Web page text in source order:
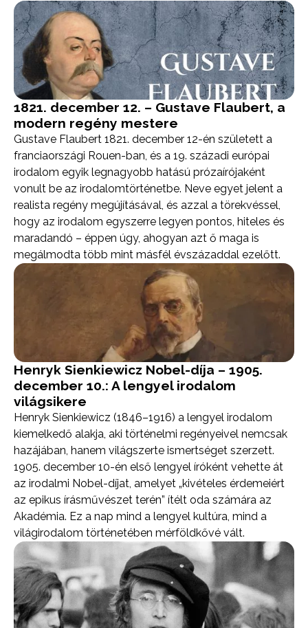
1821. december 12. – Gustave Flaubert, a
modern regény mestere
Gustave Flaubert 1821. december 12-én született a
franciaországi Rouen-ban, és a 19. századi európai
irodalom egyik legnagyobb hatású prózaírójaként
vonult be az irodalomtörténetbe. Neve egyet jelent a
realista regény megújításával, és azzal a törekvéssel,
hogy az irodalom egyszerre legyen pontos, hiteles és
maradandó – éppen úgy, ahogyan azt ő maga is
megálmodta több mint másfél évszázaddal ezelőtt.
Henryk Sienkiewicz Nobel-díja – 1905.
december 10.: A lengyel irodalom
világsikere
Henryk Sienkiewicz (1846–1916) a lengyel irodalom
kiemelkedő alakja, aki történelmi regényeivel nemcsak
hazájában, hanem világszerte ismertséget szerzett.
1905. december 10-én első lengyel íróként vehette át
az irodalmi Nobel-díjat, amelyet „kivételes érdemeiért
az epikus írásművészet terén” ítélt oda számára az
Akadémia. Ez a nap mind a lengyel kultúra, mind a
világirodalom történetében mérföldkővé vált.